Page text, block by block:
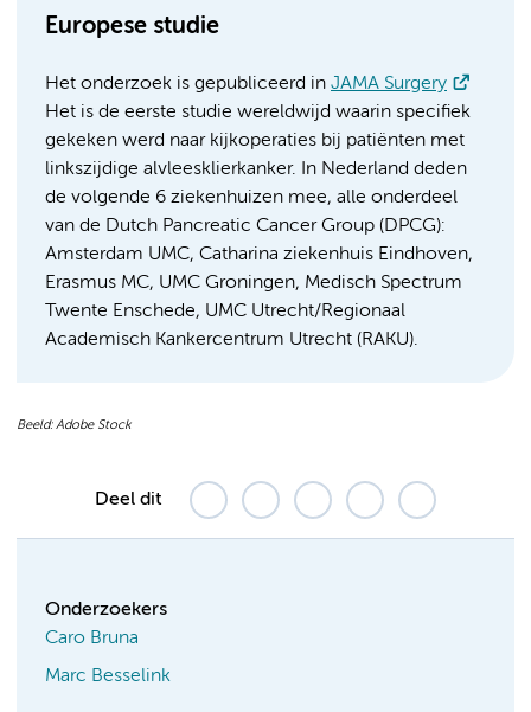
Europese studie
Het onderzoek is gepubliceerd in JAMA Surgery
Het is de eerste studie wereldwijd waarin specifiek
gekeken werd naar kijkoperaties bij patiënten met
linkszijdige alvleesklierkanker. In Nederland deden
de volgende 6 ziekenhuizen mee, alle onderdeel
van de Dutch Pancreatic Cancer Group (DPCG):
Amsterdam UMC, Catharina ziekenhuis Eindhoven,
Erasmus MC, UMC Groningen, Medisch Spectrum
Twente Enschede, UMC Utrecht/Regionaal
Academisch Kankercentrum Utrecht (RAKU).
Beeld: Adobe Stock
Deel dit
Onderzoekers
Caro Bruna
Marc Besselink